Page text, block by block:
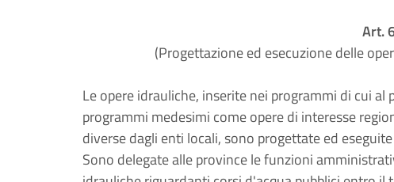
Art.
(Progettazione ed esecuzione delle
Le opere idrauliche, inserite nei programmi di cui
programmi medesimi come opere di interesse
diverse dagli enti locali, sono progettate ed
Sono delegate alle province le funzioni